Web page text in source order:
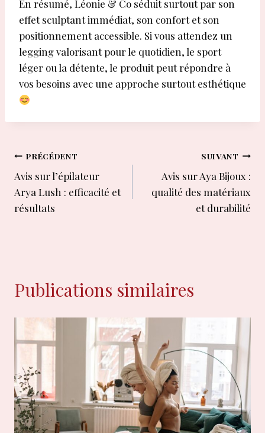
En résumé, Léonie & Co séduit surtout par son
effet sculptant immédiat, son confort et son
positionnement accessible. Si vous attendez un
legging valorisant pour le quotidien, le sport
léger ou la détente, le produit peut répondre à
vos besoins avec une approche surtout esthétique
Navigation
de
l’article
PRÉCÉDENT
Avis sur l’épilateur
Arya Lush : efficacité et
résultats
SUIVANT
Avis sur Aya Bijoux :
qualité des matériaux
et durabilité
Publications similaires